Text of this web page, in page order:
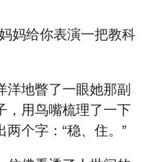
妈给你表演一把教科
洋地瞥了一眼她那副
，用鸟嘴梳理了一下
个字：“稳、住。”